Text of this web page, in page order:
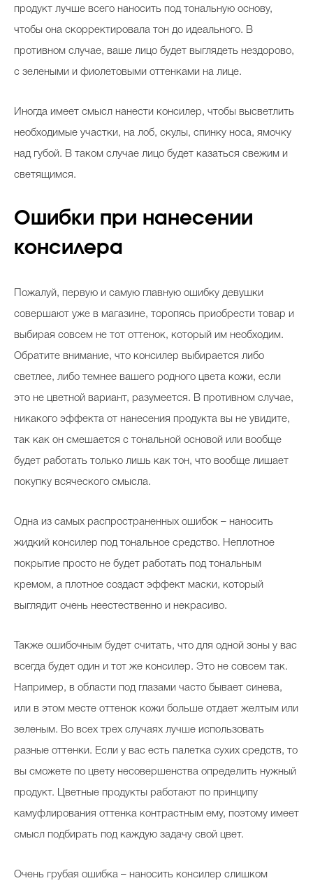
продукт лучше всего наносить под тональную основу,
чтобы она скорректировала тон до идеального. В
противном случае, ваше лицо будет выглядеть нездорово,
с зелеными и фиолетовыми оттенками на лице.
Иногда имеет смысл нанести консилер, чтобы высветлить
необходимые участки, на лоб, скулы, спинку носа, ямочку
над губой. В таком случае лицо будет казаться свежим и
светящимся.
Ошибки при нанесении
консилера
Пожалуй, первую и самую главную ошибку девушки
совершают уже в магазине, торопясь приобрести товар и
выбирая совсем не тот оттенок, который им необходим.
Обратите внимание, что консилер выбирается либо
светлее, либо темнее вашего родного цвета кожи, если
это не цветной вариант, разумеется. В противном случае,
никакого эффекта от нанесения продукта вы не увидите,
так как он смешается с тональной основой или вообще
будет работать только лишь как тон, что вообще лишает
покупку всяческого смысла.
Одна из самых распространенных ошибок – наносить
жидкий консилер под тональное средство. Неплотное
покрытие просто не будет работать под тональным
кремом, а плотное создаст эффект маски, который
выглядит очень неестественно и некрасиво.
Также ошибочным будет считать, что для одной зоны у вас
всегда будет один и тот же консилер. Это не совсем так.
Например, в области под глазами часто бывает синева,
или в этом месте оттенок кожи больше отдает желтым или
зеленым. Во всех трех случаях лучше использовать
разные оттенки. Если у вас есть палетка сухих средств, то
вы сможете по цвету несовершенства определить нужный
продукт. Цветные продукты работают по принципу
камуфлирования оттенка контрастным ему, поэтому имеет
смысл подбирать под каждую задачу свой цвет.
Очень грубая ошибка – наносить консилер слишком